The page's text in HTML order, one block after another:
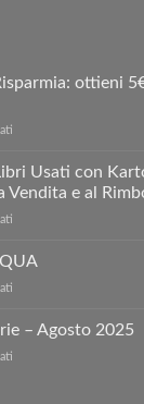
ottieni
e
Risparmia:
sconto
Usati con
Vendita e al
i
con
PASQUA
– Agosto 2025